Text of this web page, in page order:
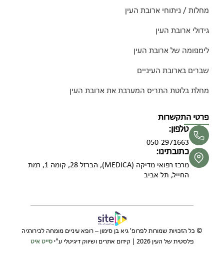
מחלות / ניתוחי ארובת העין
גידולי ארובת העין
לימפומה של ארובת העין
שברים בארובת העיניים
מחלת בלוטת התריס המערבת את ארובת העין
פרטי התקשרות
טלפון:
050-2971663
כתובתינו:
מרכז רפואי מדיקה (MEDICA), הברזל 28, קומה 1, רמת
החייל, תל אביב
© כל הזכויות שמורות לפרופ' גיא בן סימון – רופא עיניים מומחה לכירורגיה
פלסטית של העין 2026 | קידום אתרים ושיווק דיגיטלי ע"י
סייט איט